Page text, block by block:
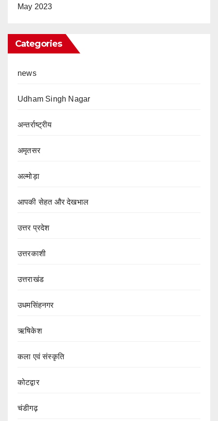
May 2023
Categories
news
Udham Singh Nagar
अन्तर्राष्ट्रीय
अमृतसर
अल्मोड़ा
आपकी सेहत और देखभाल
उत्तर प्रदेश
उत्तरकाशी
उत्तराखंड
उधमसिंहनगर
ऋषिकेश
कला एवं संस्कृति
कोटद्वार
चंडीगढ़